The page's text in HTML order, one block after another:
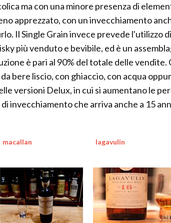
ma con una minore presenza di
apprezzato, con un invecchiamento
Il Single Grain invece prevede l'utilizzo
più venduto e bevibile, ed è un
è pari al 90% del totale delle
bere liscio, con ghiaccio, con acqua
versioni Delux, in cui si aumentano le
invecchiamento che arriva anche a 15
macallan lagavulin